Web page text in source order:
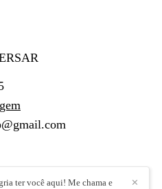
✕
ter você aqui! Me chama e